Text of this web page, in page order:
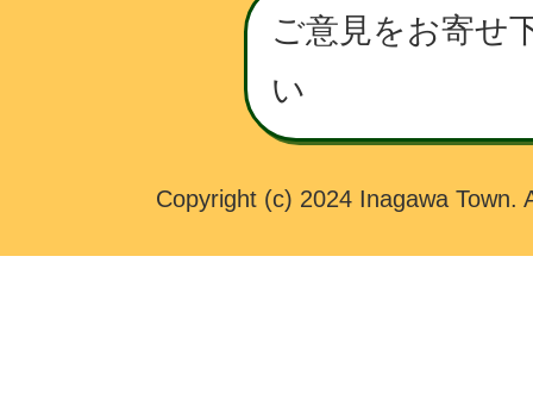
ご意見をお寄せ
い
Copyright (c) 2024 Inagawa Town.